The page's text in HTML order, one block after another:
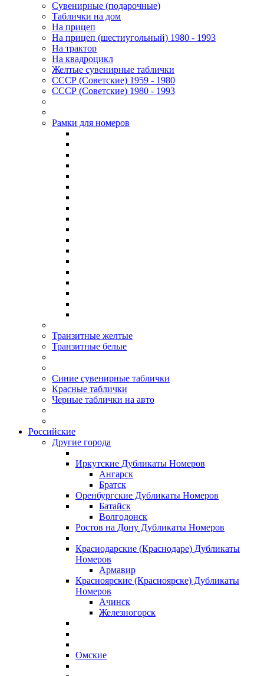
Сувенирные (подарочные)
Таблички на дом
На прицеп
На прицеп (шестиугольный) 1980 - 1993
На трактор
На квадроцикл
Желтые сувенирные таблички
СССР (Советские) 1959 - 1980
СССР (Советские) 1980 - 1993
Рамки для номеров
Транзитные желтые
Транзитные белые
Синие сувенирные таблички
Красные таблички
Черные таблички на авто
Российские
Другие города
Иркутские Дубликаты Номеров
Ангарск
Братск
Оренбургские Дубликаты Номеров
Батайск
Волгодонск
Ростов на Дону Дубликаты Номеров
Краснодарские (Краснодаре) Дубликаты
Номеров
Армавир
Красноярские (Красноярске) Дубликаты
Номеров
Ачинск
Железногорск
Омские